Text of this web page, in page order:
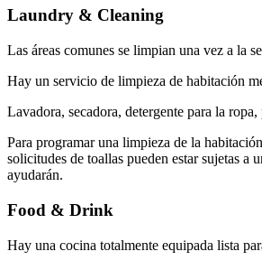
Laundry & Cleaning
Las áreas comunes se limpian una vez a la
Hay un servicio de limpieza de habitación
Lavadora, secadora, detergente para la
Para programar una limpieza de la
solicitudes de toallas pueden estar sujetas
ayudarán.
Food & Drink
Hay una cocina totalmente equipada lista